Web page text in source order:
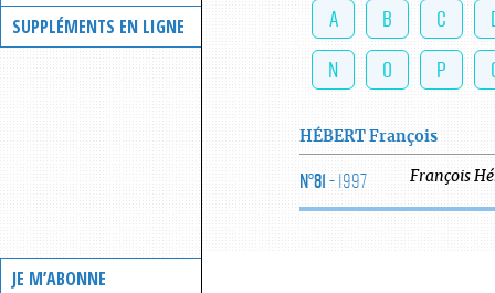
SUPPLÉMENTS EN LIGNE
JE M’ABONNE
A B C
N
O P
HÉBERT François
N°81- 1997 François